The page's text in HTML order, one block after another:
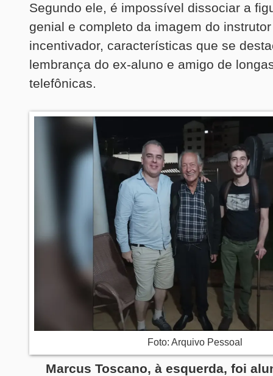
Segundo ele, é impossível dissociar a
genial e completo da imagem do
incentivador, características que se
lembrança do ex-aluno e amigo de
telefônicas.
Foto: Arquivo Pessoal
Marcus Toscano, à esquerda, foi